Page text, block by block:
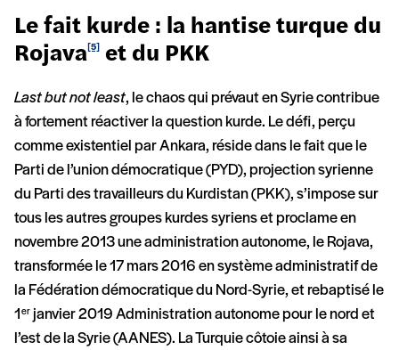
Le fait kurde : la hantise turque du
Rojava [5] et du PKK
Last but not least, le chaos qui prévaut en Syrie contribue
à fortement réactiver la question kurde. Le défi, perçu
comme existentiel par Ankara, réside dans le fait que le
Parti de l’union démocratique (PYD), projection syrienne
du Parti des travailleurs du Kurdistan (PKK), s’impose sur
tous les autres groupes kurdes syriens et proclame en
novembre 2013 une administration autonome, le Rojava,
transformée le 17 mars 2016 en système administratif de
la Fédération démocratique du Nord-Syrie, et rebaptisé le
1er janvier 2019 Administration autonome pour le nord et
l’est de la Syrie (AANES). La Turquie côtoie ainsi à sa